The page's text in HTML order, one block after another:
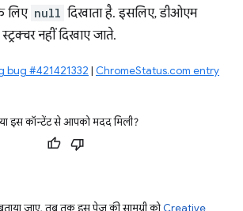
लिए null दिखाता है. इसलिए, डीओएम
नहीं दिखाए जाते.
bug #421421332 | ChromeStatus.com entry
इस कॉन्टेंट से आपको मदद मिली?
जाए, तब तक इस पेज की सामग्री कोCreative